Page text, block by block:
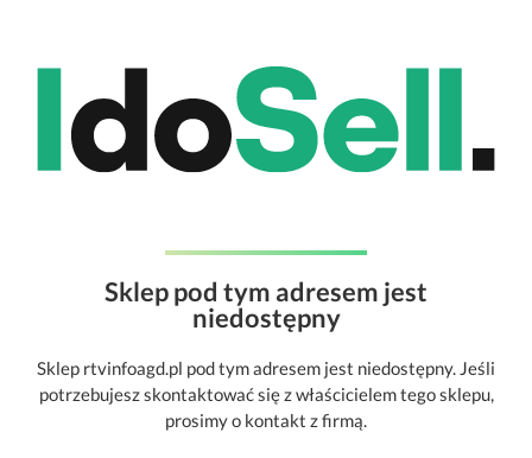
Sklep pod tym adresem jest
niedostępny
Sklep rtvinfoagd.pl pod tym adresem jest niedostępny. Jeśli
potrzebujesz skontaktować się z właścicielem tego sklepu,
prosimy o kontakt z firmą.